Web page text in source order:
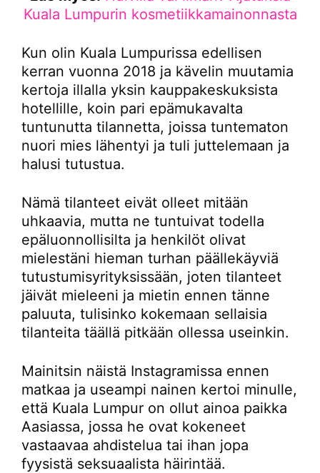
Kuala Lumpurin kosmetiikkamainonnasta
Kun olin Kuala Lumpurissa edellisen
kerran vuonna 2018 ja kävelin muutamia
kertoja illalla yksin kauppakeskuksista
hotellille, koin pari epämukavalta
tuntunutta tilannetta, joissa tuntematon
nuori mies lähentyi ja tuli juttelemaan ja
halusi tutustua.
Nämä tilanteet eivät olleet mitään
uhkaavia, mutta ne tuntuivat todella
epäluonnollisilta ja henkilöt olivat
mielestäni hieman turhan päällekäyviä
tutustumisyrityksissään, joten tilanteet
jäivät mieleeni ja mietin ennen tänne
paluuta, tulisinko kokemaan sellaisia
tilanteita täällä pitkään ollessa useinkin.
Mainitsin näistä Instagramissa ennen
matkaa ja useampi nainen kertoi minulle,
että Kuala Lumpur on ollut ainoa paikka
Aasiassa, jossa he ovat kokeneet
vastaavaa ahdistelua tai ihan jopa
fyysistä seksuaalista häirintää.